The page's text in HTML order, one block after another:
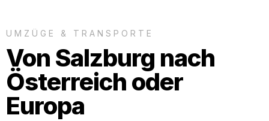
UMZÜGE & TRANSPORTE
Von Salzburg nach
Österreich oder
Europa